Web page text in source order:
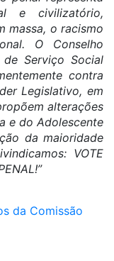
e civilizatório,
massa, o racismo
O Conselho
de Serviço Social
contra
Legislativo, em
alterações
e do Adolescente
da maioridade
VOTE
da Comissão